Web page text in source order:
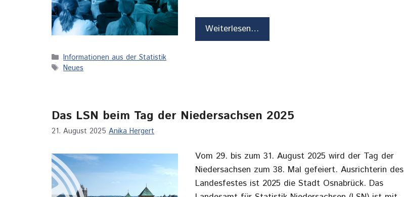
Weiterlesen…
Kategorien
Informationen aus der Statistik
Schlagwörter
Neues
Das LSN beim Tag der Niedersachsen 2025
21. August 2025 Anika Hergert
Vom 29. bis zum 31. August 2025 wird der Tag der
Niedersachsen zum 38. Mal gefeiert. Ausrichterin des
Landesfestes ist 2025 die Stadt Osnabrück. Das